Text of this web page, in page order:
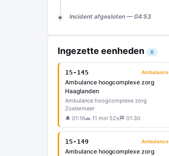
Incident afgesloten — 04:53
Ingezette eenheden 6
15-145 Ambulance
Ambulance hoogcomplexe zorg
Haaglanden
Ambulance hoogcomplexe zorg
Zoetermeer
🔔 01:16🚗 11 min 52s 🏁 01:30
15-149 Ambulance
Ambulance hoogcomplexe zorg